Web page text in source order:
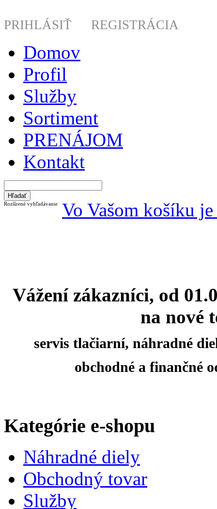
PRIHLÁSIŤ REGISTRÁCIA
Domov
Profil
Služby
Sortiment
PRENÁJOM
Kontakt
Rozšírené vyhľadávanie Vo Vašom košíku
Vážení zákazníci, od
na nové
servis tlačiarní, náhradné
obchodné a finančné
Kategórie e-shopu
Náhradné diely
Obchodný tovar
Služby